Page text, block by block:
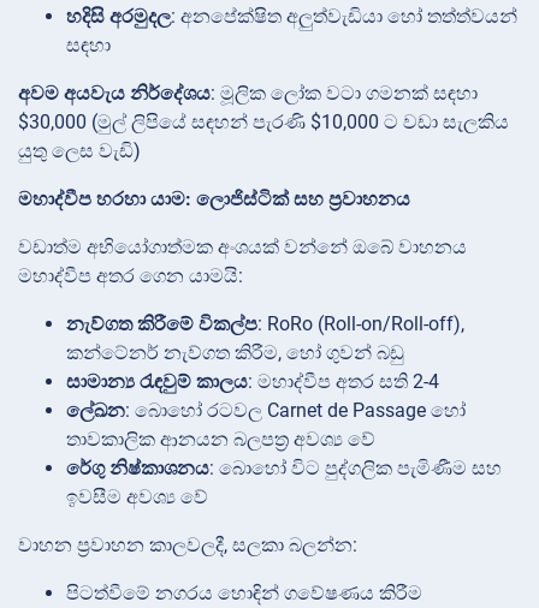
හදිසි අරමුදල: අනපේක්ෂිත අලුත්වැඩියා හෝ තත්ත්වයන්
සඳහා
අවම අයවැය නිර්දේශය: මූලික ලෝක වටා ගමනක් සඳහා
$30,000 (මුල් ලිපියේ සඳහන් පැරණි $10,000 ට වඩා සැලකිය
යුතු ලෙස වැඩි)
මහාද්වීප හරහා යාම: ලොජිස්ටික් සහ ප්‍රවාහනය
වඩාත්ම අභියෝගාත්මක අංශයක් වන්නේ ඔබේ වාහනය
මහාද්වීප අතර ගෙන යාමයි:
නැව්ගත කිරීමේ විකල්ප: RoRo (Roll-on/Roll-off),
කන්ටේනර් නැව්ගත කිරීම, හෝ ගුවන් බඩු
සාමාන්‍ය රැඳවුම් කාලය: මහාද්වීප අතර සති 2-4
ලේඛන: බොහෝ රටවල Carnet de Passage හෝ
තාවකාලික ආනයන බලපත්‍ර අවශ්‍ය වේ
රේගු නිෂ්කාශනය: බොහෝ විට පුද්ගලික පැමිණීම සහ
ඉවසීම අවශ්‍ය වේ
වාහන ප්‍රවාහන කාලවලදී, සලකා බලන්න:
පිටත්වීමේ නගරය හොඳින් ගවේෂණය කිරීම